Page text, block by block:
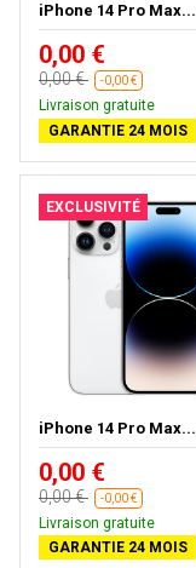
iPhone 14 Pro Max...
0,00 €
0,00 € -0,00 €
Livraison gratuite
GARANTIE 24 MOIS
EXCLUSIVITÉ
iPhone 14 Pro Max...
0,00 €
0,00 € -0,00 €
Livraison gratuite
GARANTIE 24 MOIS